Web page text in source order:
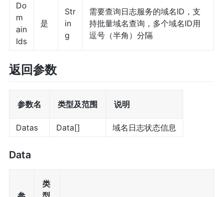
Do
m
ain
Ids
是
Str
in
g
需要查询日志服务的域名ID，支
持批量域名查询，多个域名ID用
逗号（半角）分隔
返回参数
参数名 类型及范围 说明
Datas Data[] 域名日志状态信息
Data
类